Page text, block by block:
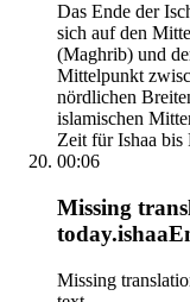
Das Ende der
sich auf den
(Maghrib) und
Mittelpunkt
nördlichen
islamischen
Zeit für Ishaa bis
00:06
Missing
Missing